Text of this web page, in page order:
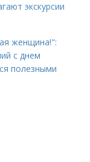
экскурсии
женщина!":
с днем
полезными